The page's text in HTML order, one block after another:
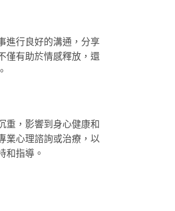
進行良好的溝通，分享
僅有助於情感釋放，還
重，影響到身心健康和
業心理諮詢或治療，以
和指導。